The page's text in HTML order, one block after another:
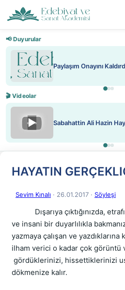
📢 Duyurular
Paylaşım Onayını Kaldırdık
🎬 Videolar
Sabahattin Ali Hazin Hayatı Sosyalist
HAYATIN
Sevim Kınalı · 26.01.2017 · Söyleşi
Dışarıya çıktığınızda,
ve insani bir duyarlılıkla
yazmaya çalışan ve
ilham verici o kadar çok görüntü
gördüklerinizi, hissettiklerinizi
dökmenize kalır.